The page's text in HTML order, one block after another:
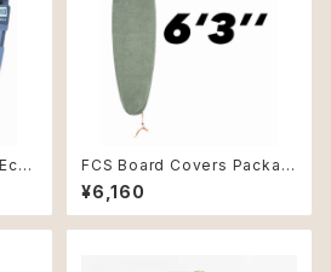
ス
FCS Board Covers Packabl
e Stretch Cover 6'3" Short
board Alpine
¥6,160